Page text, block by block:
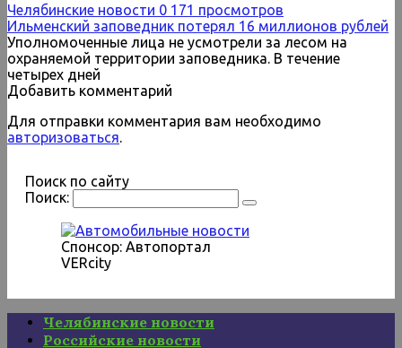
Челябинские новости 0 171 просмотров
Ильменский заповедник потерял 16 миллионов рублей
Уполномоченные лица не усмотрели за лесом на
охраняемой территории заповедника. В течение
четырех дней
Добавить комментарий
Для отправки комментария вам необходимо
авторизоваться.
Поиск по сайту
Поиск:
Спонсор: Автопортал
VERcity
Челябинские новости
Российские новости